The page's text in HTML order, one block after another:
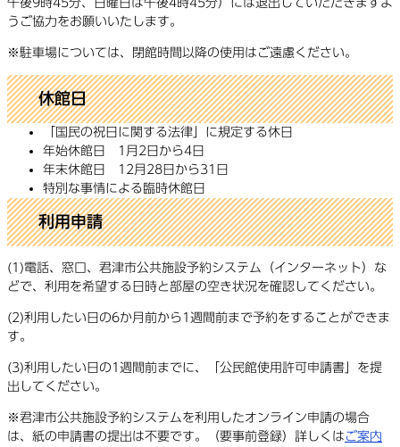
午後9時45分、日曜日は午後4時45分）には退出していただきますよ
うご協力をお願いいたします。
※駐車場については、閉館時間以降の使用はご遠慮ください。
休館日
「国民の祝日に関する法律」に規定する休日
年始休館日 1月2日から4日
年末休館日 12月28日から31日
特別な事情による臨時休館日
利用申請
(1)電話、窓口、君津市公共施設予約システム（インターネット）な
どで、利用を希望する日時と部屋の空き状況を確認してください。
(2)利用したい日の6か月前から1週間前まで予約をすることができま
す。
(3)利用したい日の1週間前までに、「公民館使用許可申請書」を提
出してください。
※君津市公共施設予約システムを利用したオンライン申請の場合
は、紙の申請書の提出は不要です。（要事前登録）詳しくは ご案内